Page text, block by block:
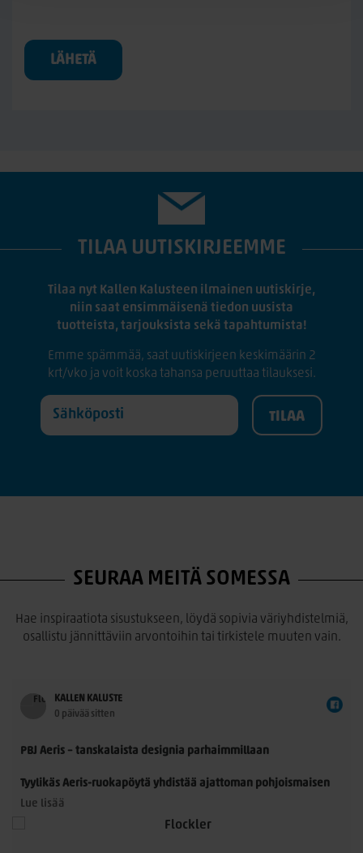
LÄHETÄ
TILAA UUTISKIRJEEMME
Tilaa nyt Kallen Kalusteen ilmainen uutiskirje,
niin saat ensimmäisenä tiedon uusista
tuotteista, tarjouksista sekä tapahtumista!
Emme spämmää, saat uutiskirjeen keskimäärin 2
krt/vko ja voit koska tahansa peruuttaa tilauksesi.
SEURAA MEITÄ SOMESSA
Hae inspiraatiota sisustukseen, löydä sopivia väriyhdistelmiä,
osallistu jännittäviin arvontoihin tai tirkistele muuten vain.
KALLEN KALUSTE
0 päivää sitten
PBJ Aeris – tanskalaista designia parhaimmillaan
Tyylikäs Aeris-ruokapöytä yhdistää ajattoman pohjoismaisen
muotoilun ja käytännöllisyyden. Morten Svendsenin
suunnittelemassa pöydässä on kauniisti muotoillut
massiivitammijalat ja useita laadukkaita kansivaihtoehtoja.
Lue lisää